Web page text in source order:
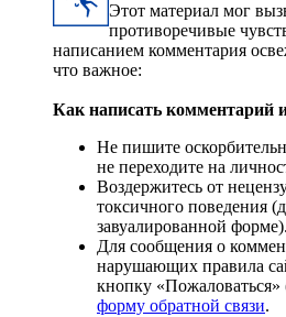
Этот материал мог
противоречивые
написанием комментария
что важное:
Как написать комментарий
Не пишите
не переходите на
Воздержитесь от
токсичного поведения
завуалированной форме).
Для сообщения о
нарушающих правила
кнопку «Пожаловаться»
форму обратной связи.